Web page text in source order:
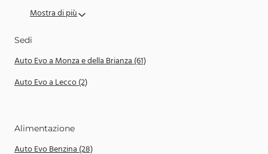
Mostra di più
Sedi
Auto Evo a Monza e della Brianza (61)
Auto Evo a Lecco (2)
Alimentazione
Auto Evo Benzina (28)